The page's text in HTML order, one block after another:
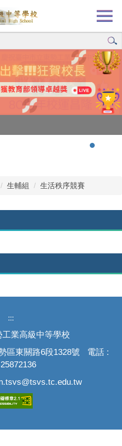
生輔組 生活秩序競賽
:::
業高級中等學校
區東關路6段1328號 電話 :